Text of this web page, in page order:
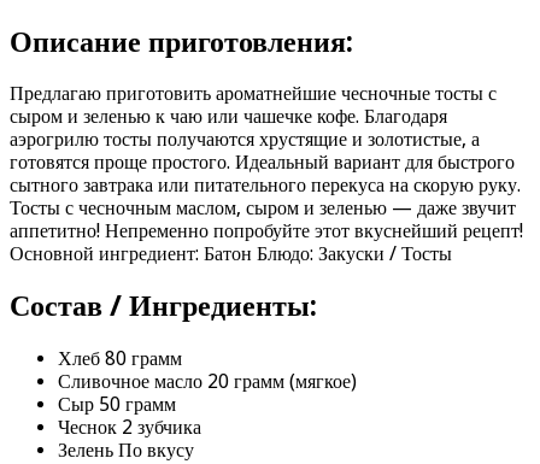
Описание приготовления:
Предлагаю приготовить ароматнейшие чесночные тосты с
сыром и зеленью к чаю или чашечке кофе. Благодаря
аэрогрилю тосты получаются хрустящие и золотистые, а
готовятся проще простого. Идеальный вариант для быстрого
сытного завтрака или питательного перекуса на скорую руку.
Тосты с чесночным маслом, сыром и зеленью — даже звучит
аппетитно! Непременно попробуйте этот вкуснейший рецепт!
Основной ингредиент: Батон Блюдо: Закуски / Тосты
Состав / Ингредиенты:
Хлеб 80 грамм
Сливочное масло 20 грамм (мягкое)
Сыр 50 грамм
Чеснок 2 зубчика
Зелень По вкусу